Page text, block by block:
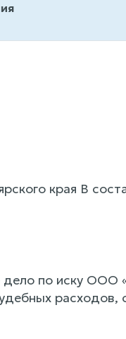
края В
по иску ООО
расходов,